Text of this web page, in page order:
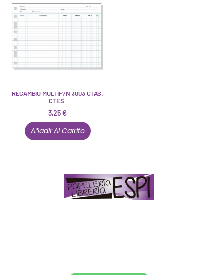
RECAMBIO MULTIF?N 3003 CTAS.
CTES.
3,25€
Añadir Al Carrito